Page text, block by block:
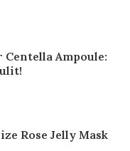
Centella Ampoule:
Rose Jelly Mask